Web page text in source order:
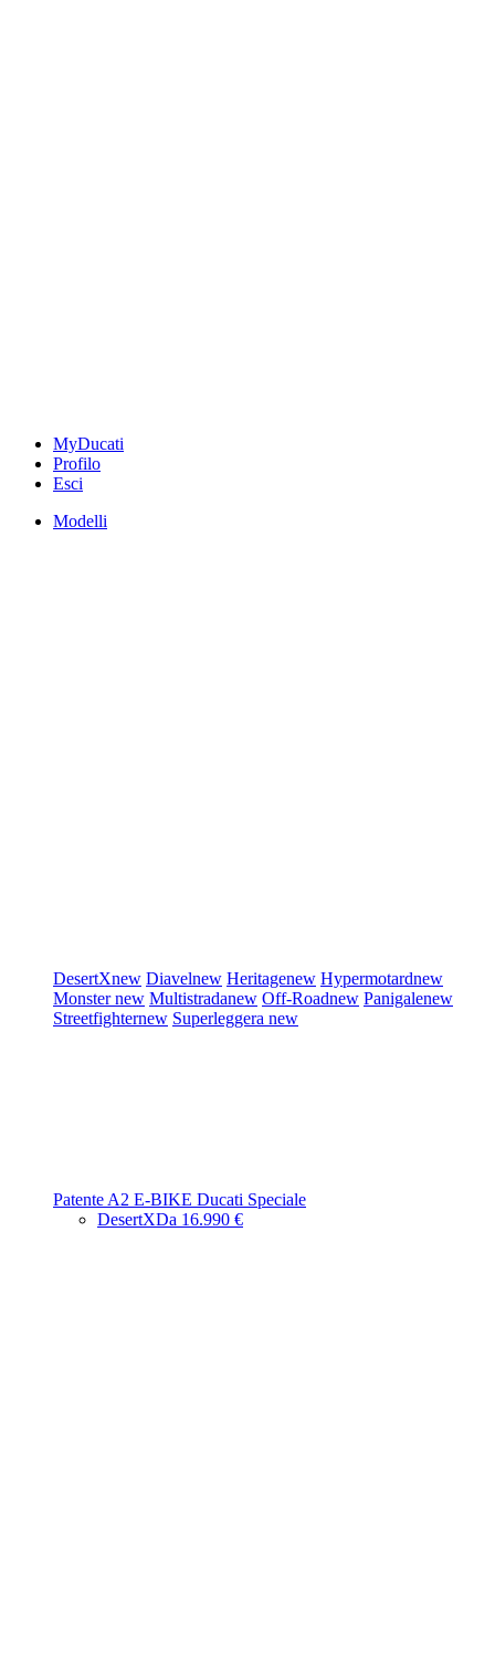
MyDucati
Profilo
Esci
Modelli
DesertXnew Diavelnew Heritagenew Hypermotardnew
Monsternew Multistradanew Off-Roadnew Panigalenew
Streetfighternew Superleggera new
Patente A2 E-BIKE Ducati Speciale
DesertXDa 16.990 €